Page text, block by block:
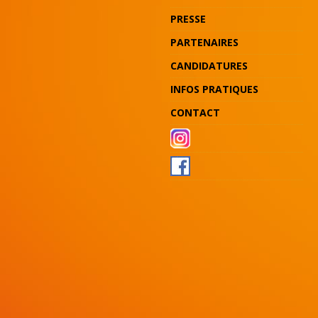
PRESSE
PARTENAIRES
CANDIDATURES
INFOS PRATIQUES
CONTACT